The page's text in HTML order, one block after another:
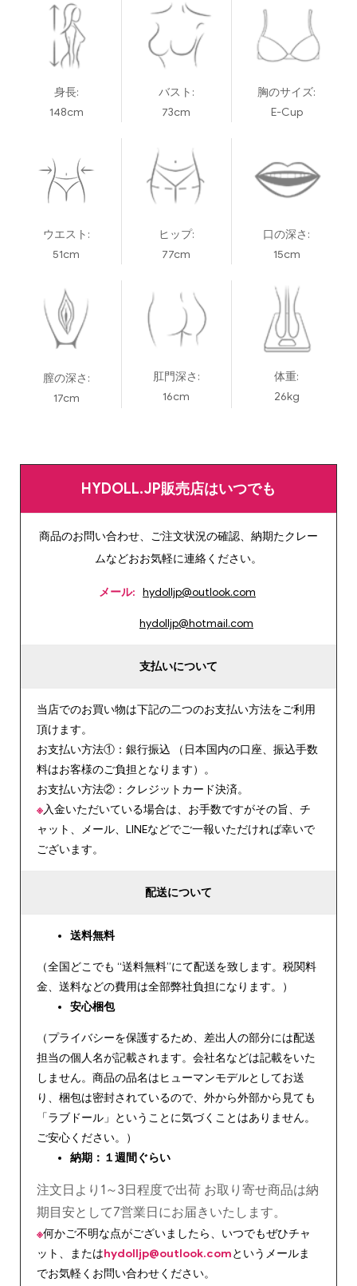
身長:
148cm
バスト:
73cm
胸のサイズ:
E-Cup
ウエスト:
51cm
ヒップ:
77cm
口の深さ:
15cm
膣の深さ:
17cm
肛門深さ:
16cm
体重:
26kg
HYDOLL.JP販売店はいつでも
商品のお問い合わせ、ご注文状況の確認、納期たクレー
ムなどおお気軽に連絡ください。
メール: hydolljp@outlook.com
hydolljp@hotmail.com
支払いについて
当店でのお買い物は下記の二つのお支払い方法をご利用
頂けます。
お支払い方法①：銀行振込 （日本国内の口座、振込手数
料はお客様のご負担となります）。
お支払い方法②：クレジットカード決済。
※入金いただいている場合は、お手数ですがその旨、チ
ャット、メール、LINEなどでご一報いただければ幸いで
ございます。
配送について
送料無料
（全国どこでも “送料無料”にて配送を致します。税関料
金、送料などの費用は全部弊社負担になります。）
安心梱包
（プライバシーを保護するため、差出人の部分には配送
担当の個人名が記載されます。会社名などは記載をいた
しません。商品の品名はヒューマンモデルとしてお送
り、梱包は密封されているので、外から外部から見ても
「ラブドール」ということに気づくことはありません。
ご安心ください。）
納期：１週間ぐらい
注文日より1～3日程度で出荷 お取り寄せ商品は納
期目安として7営業日にお届きいたします。
※何かご不明な点がございましたら、いつでもぜひチャ
ット、またはhydolljp@outlook.comというメールま
でお気軽くお問い合わせください。